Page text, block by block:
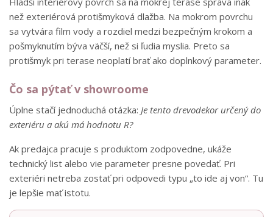
než exteriérová protišmyková dlažba. Na mokrom povrchu
sa vytvára film vody a rozdiel medzi bezpečným krokom a
pošmyknutím býva väčší, než si ľudia myslia. Preto sa
protišmyk pri terase neoplatí brať ako doplnkový parameter.
Čo sa pýtať v showroome
Úplne stačí jednoduchá otázka: Je tento drevodekor určený do
exteriéru a akú má hodnotu R?
Ak predajca pracuje s produktom zodpovedne, ukáže
technický list alebo vie parameter presne povedať. Pri
exteriéri netreba zostať pri odpovedi typu „to ide aj von“. Tu
je lepšie mať istotu.